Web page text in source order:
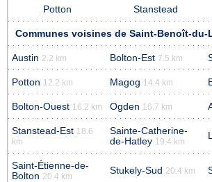
Potton Stanstead
Communes voisines de Saint-Benoît-du-
Austin 2.2 km Bolton-Est 7.5 km
Potton 12.2 km Magog 14.4 km
Bolton-Ouest 16.2 km Ogden 16.7 km
Stanstead-Est 18.6
km
Sainte-Catherine-
de-Hatley 19.4 km
Saint-Étienne-de-
Bolton 20.4 km
Stukely-Sud 20.4 km